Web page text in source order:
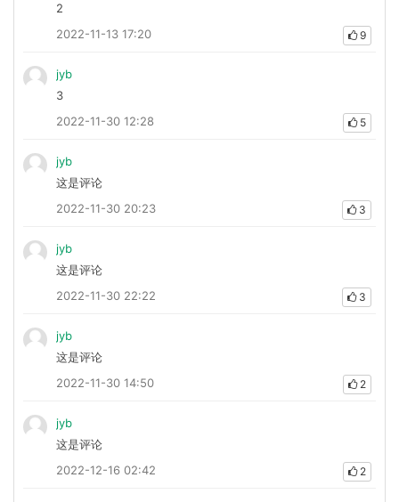
2
2022-11-13 17:20
9
jyb
3
2022-11-30 12:28
5
jyb
这是评论
2022-11-30 20:23
3
jyb
这是评论
2022-11-30 22:22
3
jyb
这是评论
2022-11-30 14:50
2
jyb
这是评论
2022-12-16 02:42
2